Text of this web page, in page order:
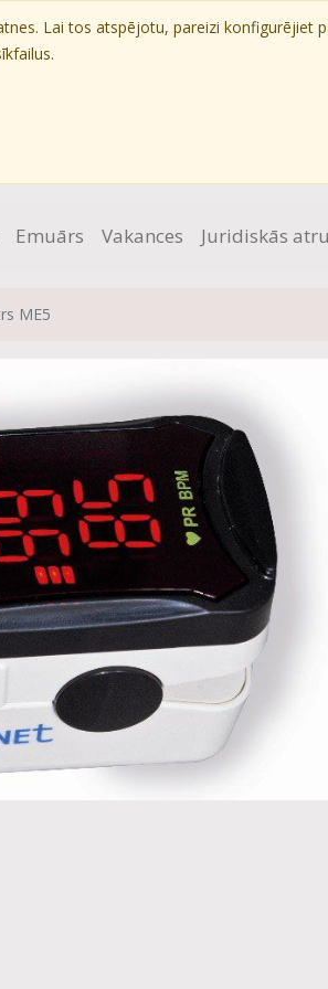
Lai tos atspējotu, pareizi konfigurējiet
Emuārs Vakances Juridiskās
ME5